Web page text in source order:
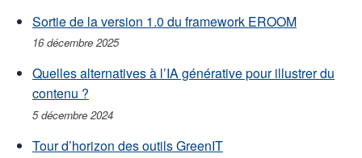
Sortie de la version 1.0 du framework EROOM
16 décembre 2025
Quelles alternatives à l’IA générative pour illustrer du
contenu ?
5 décembre 2024
Tour d’horizon des outils GreenIT